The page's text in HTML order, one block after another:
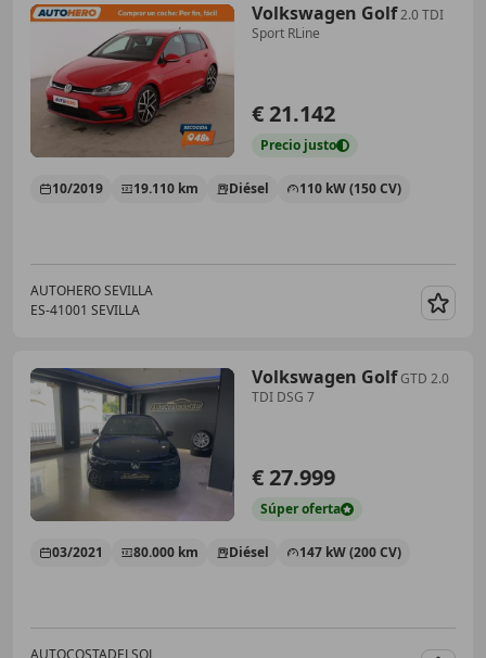
Volkswagen Golf2.0 TDI
Sport RLine
€ 21.142
Precio justo
10/2019 19.110 km Diésel 110 kW (150 CV)
AUTOHERO SEVILLA
ES-41001 SEVILLA
Volkswagen GolfGTD 2.0
TDI DSG 7
€ 27.999
Súperoferta
03/2021 80.000 km Diésel 147 kW (200 CV)